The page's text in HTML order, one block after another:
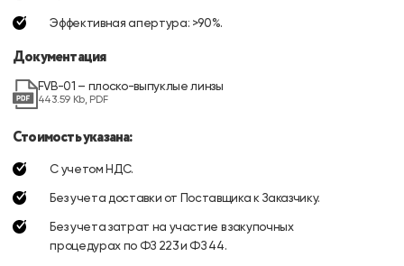
Эффективная апертура: >90%.
Документация
FVВ-01 – плоско-выпуклые линзы
443.59 Kb, PDF
Стоимость указана:
С учетом НДС.
Без учета доставки от Поставщика к Заказчику.
Без учета затрат на участие в закупочных
процедурах по ФЗ 223 и ФЗ 44.